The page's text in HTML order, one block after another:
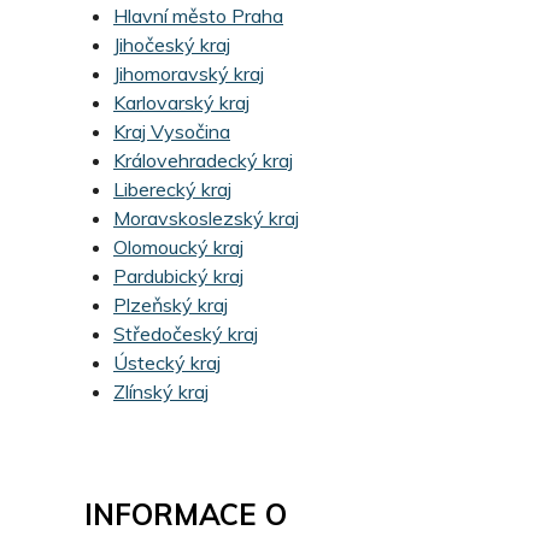
Hlavní město Praha
Jihočeský kraj
Jihomoravský kraj
Karlovarský kraj
Kraj Vysočina
Královehradecký kraj
Liberecký kraj
Moravskoslezský kraj
Olomoucký kraj
Pardubický kraj
Plzeňský kraj
Středočeský kraj
Ústecký kraj
Zlínský kraj
INFORMACE O